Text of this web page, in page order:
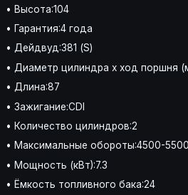
• Высота:104
• Гарантия:4 года
• Дейдвуд:381 (S)
• Диаметр цилиндра x ход поршня
• Длина:87
• Зажигание:CDI
• Количество цилиндров:2
• Максимальные обороты:4500-5500
• Мощность (кВт):7.3
• Ёмкость топливного бака:24